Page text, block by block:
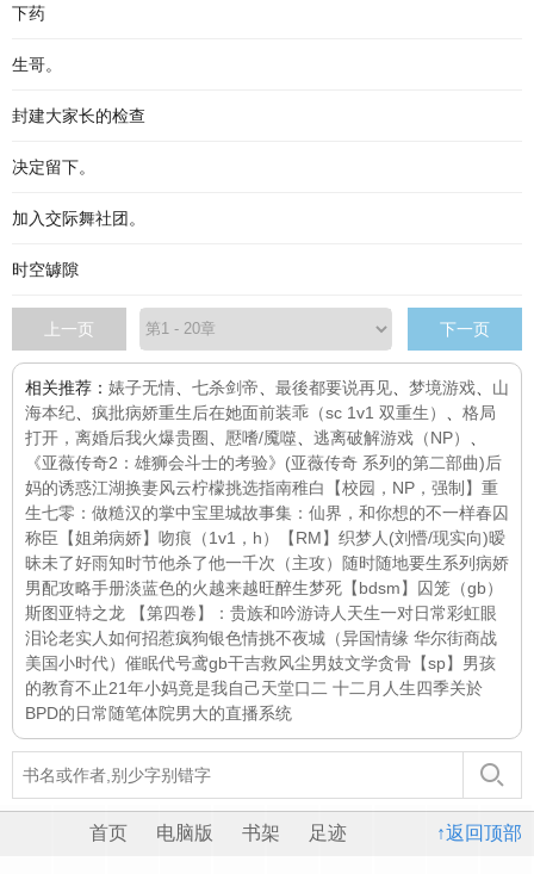
下药
生哥。
封建大家长的检查
决定留下。
加入交际舞社团。
时空罅隙
上一页 下一页
相关推荐： 婊子无情 七杀剑帝 最後都要说再见 梦境游戏
山
海本纪
疯批病娇重生后在她面前装乖（sc 1v1 双重生）
格局
打开，离婚后我火爆贵圈
懕嗜/魇噬 逃离破解游戏（NP）
《亚薇传奇2：雄狮会斗士的考验》(亚薇传奇 系列的第二部曲)后
妈的诱惑江湖换妻风云柠檬挑选指南稚白【校园，NP，强制】 重
生七零：做糙汉的掌中宝里城故事集：仙界，和你想的不一样春囚
称臣【姐弟病娇】 吻痕（1v1，h） 【RM】织梦人(刘懵/现实向)暧
昧未了好雨知时节他杀了他一千次（主攻） 随时随地要生系列病娇
男配攻略手册淡蓝色的火越来越旺醉生梦死 【bdsm】囚笼（gb）
斯图亚特之龙 【第四卷】：贵族和吟游诗人 天生一对日常彩虹眼
泪论老实人如何招惹疯狗银色情挑不夜城（异国情缘 华尔街商战
美国小时代） 催眠代号鸢gb干吉救风尘男妓文学贪骨 【sp】男孩
的教育不止21年小妈竟是我自己天堂口二 十二月 人生四季关於
BPD的日常 随笔体院男大的直播系统
↑返回顶部
首页 电脑版 书架 足迹